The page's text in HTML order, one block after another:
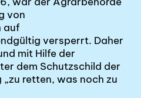
von
auf
versperrt. Daher
mit Hilfe der
dem Schutzschild der
retten, was noch zu